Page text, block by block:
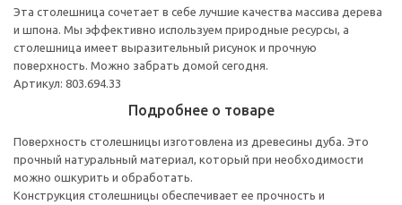
Эта столешница сочетает в себе лучшие качества массива дерева
и шпона. Мы эффективно используем природные ресурсы, а
столешница имеет выразительный рисунок и прочную
поверхность. Можно забрать домой сегодня.
Артикул: 803.694.33
Подробнее о товаре
Поверхность столешницы изготовлена из древесины дуба. Это
прочный натуральный материал, который при необходимости
можно ошкурить и обработать.
Конструкция столешницы обеспечивает ее прочность и